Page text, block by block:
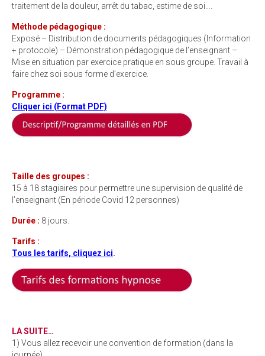
traitement de la douleur, arrêt du tabac, estime de soi….
Méthode pédagogique :
Exposé – Distribution de documents pédagogiques (Information
+ protocole) – Démonstration pédagogique de l’enseignant –
Mise en situation par exercice pratique en sous groupe. Travail à
faire chez soi sous forme d’exercice.
Programme :
Cliquer ici (Format PDF)
Taille des groupes :
15 à 18 stagiaires pour permettre une supervision de qualité de
l’enseignant (En période Covid 12 personnes)
Durée : 8 jours.
Tarifs :
Tous les tarifs, cliquez ici.
LA SUITE…
1) Vous allez recevoir une convention de formation (dans la